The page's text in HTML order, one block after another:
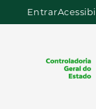
Entrar